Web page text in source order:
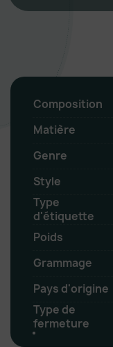
Composition
Matière
Genre
Style
Type
d'étiquette
Poids
Grammage
Pays d'origine
Type de
fermeture